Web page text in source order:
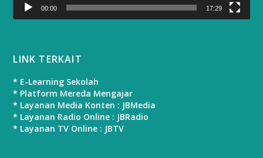
00:00 17:29
LINK TERKAIT
* E-Learning Sekolah
* Platform Mereda Mengajar
* Layanan Media Konten : JBMedia
* Layanan Radio Online : JBRadio
* Layanan TV Online : JBTV